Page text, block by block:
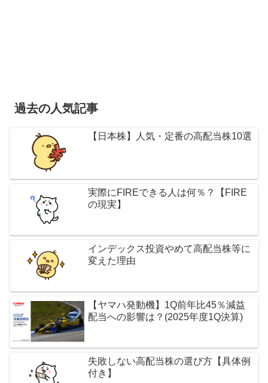
過去の人気記事
【日本株】人気・定番の高配当株10選
実際にFIREできる人は何％？【FIRE
の現実】
インデックス投資やめて高配当株等に
変えた理由
【ヤマハ発動機】1Q前年比45％減益
配当への影響は？(2025年度1Q決算)
失敗しない高配当株の選び方【具体例
付き】